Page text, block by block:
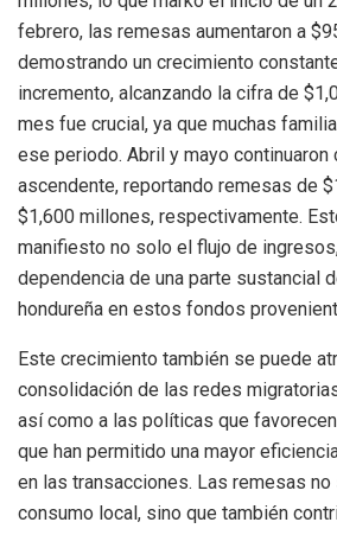
febrero, las remesas aumentaron a
demostrando un crecimiento
incremento, alcanzando la cifra de
mes fue crucial, ya que muchas
ese periodo. Abril y mayo continuaron
ascendente, reportando remesas de
$1,600 millones, respectivamente.
manifiesto no solo el flujo de
dependencia de una parte sustancial
hondureña en estos fondos
Este crecimiento también se puede
consolidación de las redes
así como a las políticas que
que han permitido una mayor
en las transacciones. Las remesas no
consumo local, sino que también